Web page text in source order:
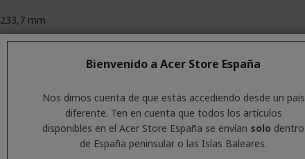
233,7 mm
Acepta Peso 3.5 - 5 Kg
Bienvenido a Acer Store España
Nos dimos cuenta de que estás accediendo desde un país
diferente. Ten en cuenta que todos los artículos
disponibles en el Acer Store España se envían solo dentro
de España peninsular o las Islas Baleares.